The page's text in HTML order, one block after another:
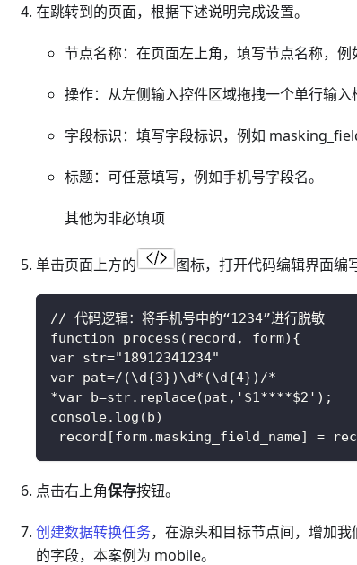
在跳转到的页面，根据下述说明完成设置。
节点名称：在页面左上角，填写节点名称，例
操作：从左侧输入控件区域拖拽一个单行输入
字段标识：填写字段标识，例如
标题：可任意填写，例如手机号字段名。
其他为非必填项
单击页面上方的 图标，打开代码编辑界面编
// 代码逻辑：将手机号中的“1234”进行脱敏
function process(record, form){
var str="18912341234"
var pat=/(\d{3})\d*(\d{4})/*
*var b=str.replace(pat,'$1****$2');
console.log(b)
record[form.masking_field_name] =
点击右上角保存按钮。
创建数据转换任务，在源头和目标节点间，增加
的字段，本案例为 mobile。